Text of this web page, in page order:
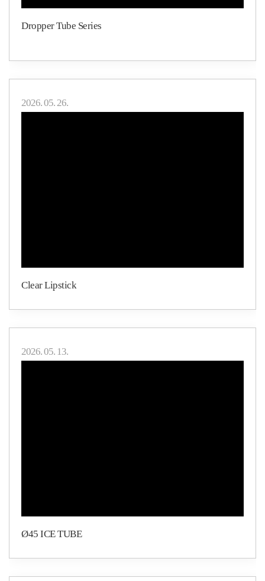
Dropper Tube Series
2026. 05. 26.
Clear Lipstick
2026. 05. 13.
Ø45 ICE TUBE